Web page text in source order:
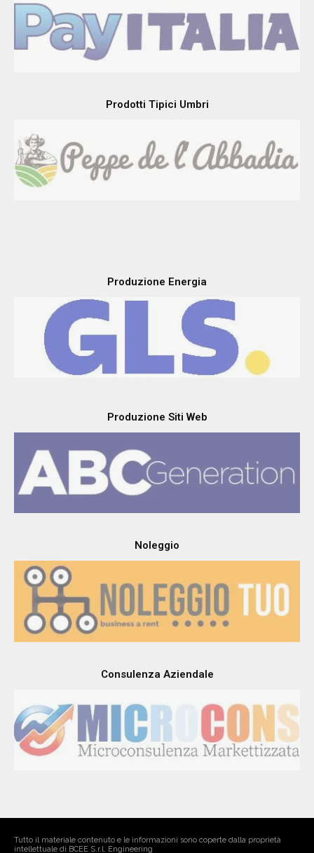
Prodotti Tipici Umbri
Produzione Energia
Produzione Siti Web
Noleggio
Consulenza Aziendale
Tutto il materiale contenuto e le informazioni sono coperte dalla proprietà
intellettuale di BCEE S.r.l. Engineering